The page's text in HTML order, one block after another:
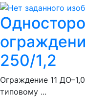
250/1,2
Ограждение 11
типовому ...